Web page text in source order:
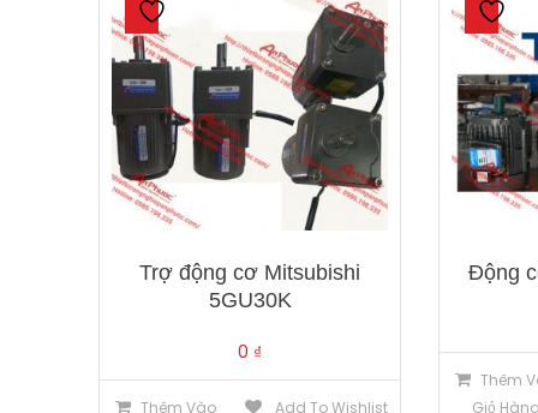
Trợ động cơ Mitsubishi
5GU30K
0 ₫
Thêm Vào
Add To Wishlist
Động
Thêm
Giỏ Hàng